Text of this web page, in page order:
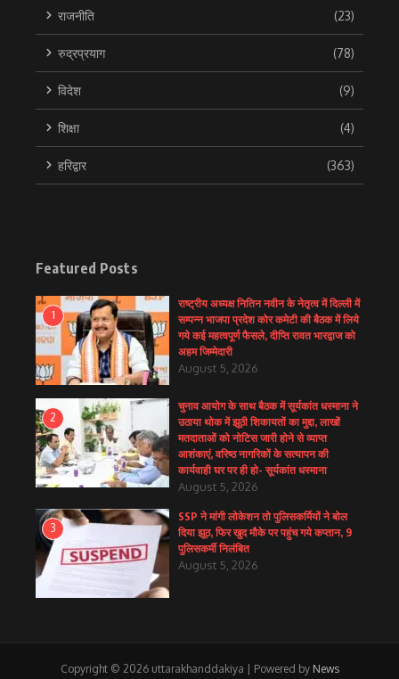
राजनीति (23)
रुद्रप्रयाग (78)
विदेश (9)
शिक्षा (4)
हरिद्वार (363)
Featured Posts
1
राष्ट्रीय अध्यक्ष नितिन नवीन के नेतृत्व में दिल्ली में
सम्पन्न भाजपा प्रदेश कोर कमेटी की बैठक में लिये
गये कई महत्वपूर्ण फैसले, दीप्ति रावत भारद्वाज को
अहम जिम्मेदारी
August 5, 2026
2
चुनाव आयोग के साथ बैठक में सूर्यकांत धस्माना ने
उठाया थोक में झूठी शिकायतों का मुद्दा, लाखों
मतदाताओं को नोटिस जारी होने से व्याप्त
आशंकाएं, वरिष्ठ नागरिकों के सत्यापन की
कार्यवाही घर पर ही हो- सूर्यकांत धस्माना
August 5, 2026
3
SSP ने मांगी लोकेशन तो पुलिसकर्मियों ने बोल
दिया झूठ, फिर खुद मौके पर पहुंच गये कप्तान, 9
पुलिसकर्मी निलंबित
August 5, 2026
Copyright © 2026 uttarakhanddakiya | Powered by News